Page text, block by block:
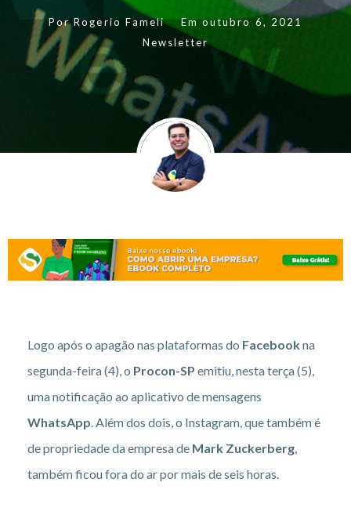
PorRogerio Fameli Em outubro 6, 2021
Newsletter
Logo após o apagão nas plataformas do Facebookna
segunda-feira (4), o Procon-SP emitiu, nesta terça (5),
uma notificação ao aplicativo de mensagens
WhatsApp . Além dos dois, o Instagram, que também é
de propriedade da empresa de Mark Zuckerberg
também ficou fora do ar por mais de seis horas.